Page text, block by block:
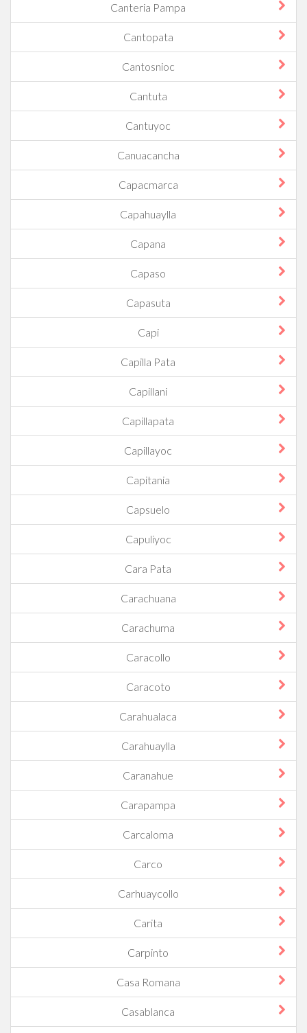
Canteria Pampa
Cantopata
Cantosnioc
Cantuta
Cantuyoc
Canuacancha
Capacmarca
Capahuaylla
Capana
Capaso
Capasuta
Capi
Capilla Pata
Capillani
Capillapata
Capillayoc
Capitania
Capsuelo
Capuliyoc
Cara Pata
Carachuana
Carachuma
Caracollo
Caracoto
Carahualaca
Carahuaylla
Caranahue
Carapampa
Carcaloma
Carco
Carhuaycollo
Carita
Carpinto
Casa Romana
Casablanca